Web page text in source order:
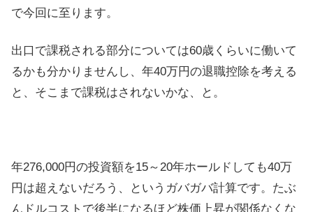
で今回に至ります。
出口で課税される部分については60歳くらいに働いて
るかも分かりませんし、年40万円の退職控除を考える
と、そこまで課税はされないかな、と。
年276,000円の投資額を15～20年ホールドしても40万
円は超えないだろう、というガバガバ計算です。たぶ
んドルコストで後半になるほど株価上昇が関係なくな